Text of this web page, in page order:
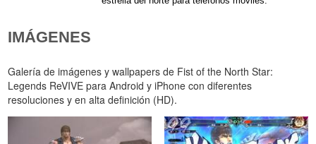
IMÁGENES
Galería de imágenes y wallpapers de Fist of the North Star:
Legends ReVIVE para Android y iPhone con diferentes
resoluciones y en alta definición (HD).